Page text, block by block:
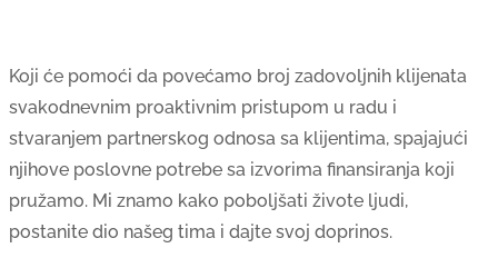
Koji će pomoći da povećamo broj zadovoljnih klijenata
svakodnevnim proaktivnim pristupom u radu i
stvaranjem partnerskog odnosa sa klijentima, spajajući
njihove poslovne potrebe sa izvorima finansiranja koji
pružamo. Mi znamo kako poboljšati živote ljudi,
postanite dio našeg tima i dajte svoj doprinos.